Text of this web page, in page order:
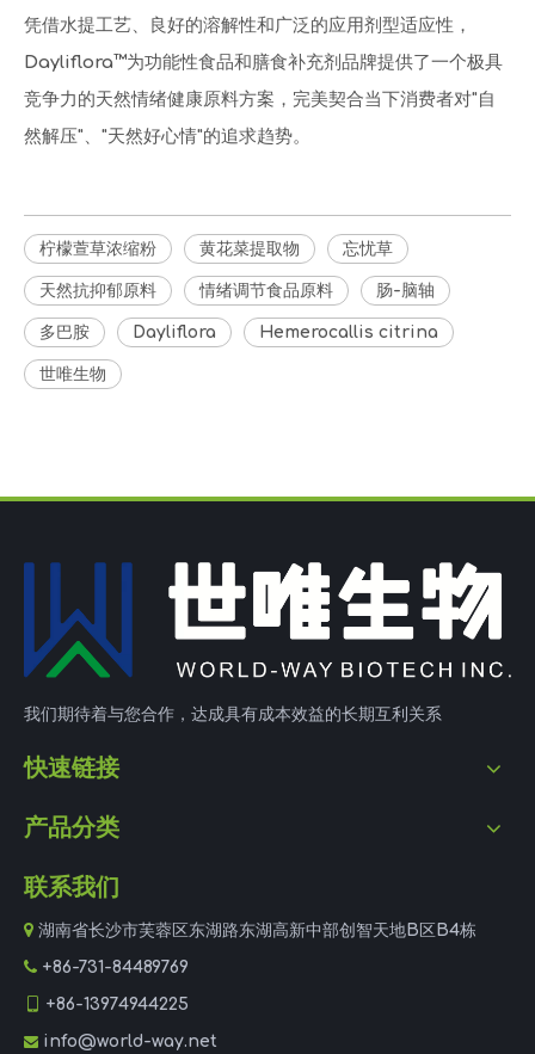
凭借水提工艺、良好的溶解性和广泛的应用剂型适应性，
Dayliflora™为功能性食品和膳食补充剂品牌提供了一个极具
竞争力的天然情绪健康原料方案，完美契合当下消费者对"自
然解压"、"天然好心情"的追求趋势。
柠檬萱草浓缩粉 黄花菜提取物 忘忧草
天然抗抑郁原料 情绪调节食品原料 肠-脑轴
多巴胺 Dayliflora Hemerocallis citrina
世唯生物
我们期待着与您合作，达成具有成本效益的长期互利关系
快速链接
产品分类
联系我们
 湖南省长沙市芙蓉区东湖路东湖高新中部创智天地B区B4栋
 +86-731-84489769
+86-13974944225
 info@world-way.net